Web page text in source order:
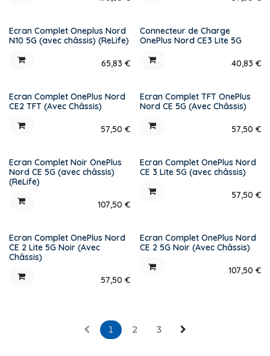
Ecran Complet Oneplus Nord
N10 5G (avec châssis) (ReLife)
65,83 €
Connecteur de Charge
OnePlus Nord CE3 Lite 5G
40,83 €
Ecran Complet OnePlus Nord
CE2 TFT (Avec Châssis)
57,50 €
Ecran Complet TFT OnePlus
Nord CE 5G (Avec Châssis)
57,50 €
Ecran Complet Noir OnePlus
Nord CE 5G (avec châssis)
(ReLife)
107,50 €
Ecran Complet OnePlus Nord
CE 3 Lite 5G (avec châssis)
57,50 €
Ecran Complet OnePlus Nord
CE 2 Lite 5G Noir (Avec
Châssis)
57,50 €
Ecran Complet OnePlus Nord
CE 2 5G Noir (Avec Châssis)
107,50 €
1 2 3